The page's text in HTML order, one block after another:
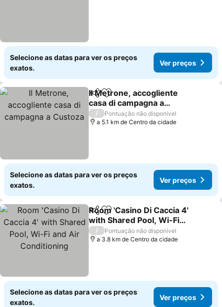
Selecione as datas para ver os preços
exatos.
Ver preços
PartilharAdicionar aos favoritos
Il Metrone, accogliente
casa di campagna a
Custoza
/
Pontuação não disponível
a 5.1 km de Centro da cidade
Selecione as datas para ver os preços
exatos.
Ver preços
PartilharAdicionar aos favoritos
Room 'Casino Di Caccia 4'
with Shared Pool, Wi-Fi
and Air Conditioning
/
Pontuação não disponível
a 3.8 km de Centro da cidade
Selecione as datas para ver os preços
exatos.
Ver preços